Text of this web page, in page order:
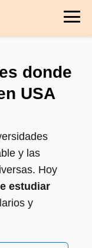
donde
USA
y las
Hoy
estudiar
y